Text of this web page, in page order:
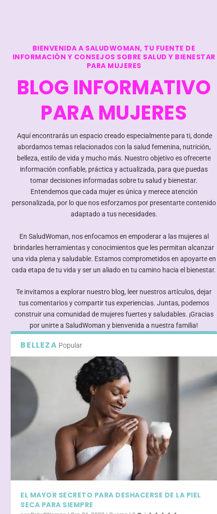
BIENVENIDA A SALUDWOMAN, TU FUENTE DE
INFORMACIÓN Y CONSEJOS SOBRE SALUD Y BIENESTAR
PARA MUJERES
BLOG INFORMATIVO
PARA MUJERES
Aquí encontrarás un espacio creado especialmente para ti, donde
abordamos temas relacionados con la salud femenina, nutrición,
belleza, estilo de vida y mucho más. Nuestro objetivo es ofrecerte
información confiable, práctica y actualizada, para que puedas
tomar decisiones informadas sobre tu salud y bienestar.
Entendemos que cada mujer es única y merece atención
personalizada, por lo que nos esforzamos por presentarte contenido
adaptado a tus necesidades.
En SaludWoman, nos enfocamos en empoderar a las mujeres al
brindarles herramientas y conocimientos que les permitan alcanzar
una vida plena y saludable. Estamos comprometidos en apoyarte en
cada etapa de tu vida y ser un aliado en tu camino hacia el bienestar.
Te invitamos a explorar nuestro blog, leer nuestros artículos, dejar
tus comentarios y compartir tus experiencias. Juntas, podemos
construir una comunidad de mujeres fuertes y saludables. ¡Gracias
por unirte a SaludWoman y bienvenida a nuestra familia!
BELLEZA Popular
EL MAYOR SECRETO PARA DESHACERSE DE LA PIEL
SECA PARA SIEMPRE